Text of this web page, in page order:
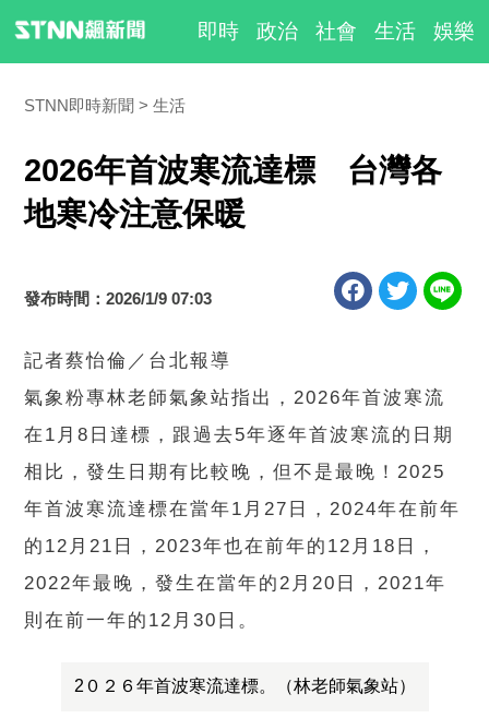
即時 政治 社會 生活 娛樂
STNN即時新聞 生活
2026年首波寒流達標 台灣各
地寒冷注意保暖
發布時間：2026/1/9 07:03
記者蔡怡倫／台北報導
氣象粉專林老師氣象站指出，2026年首波寒流
在1月8日達標，跟過去5年逐年首波寒流的日期
相比，發生日期有比較晚，但不是最晚！2025
年首波寒流達標在當年1月27日，2024年在前年
的12月21日，2023年也在前年的12月18日，
2022年最晚，發生在當年的2月20日，2021年
則在前一年的12月30日。
2０２６年首波寒流達標。（林老師氣象站）